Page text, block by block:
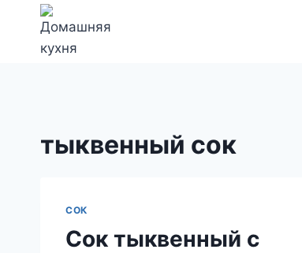
Перейти
содержимому
тыквенный сок
СОК
Сок тыквенный с